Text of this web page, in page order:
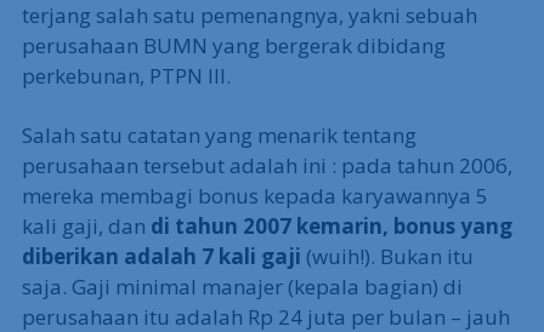
terjang salah satu pemenangnya, yakni sebuah
perusahaan BUMN yang bergerak dibidang
perkebunan, PTPN III.
Salah satu catatan yang menarik tentang
perusahaan tersebut adalah ini : pada tahun 2006,
mereka membagi bonus kepada karyawannya 5
kali gaji, dan di tahun 2007 kemarin, bonus yang
diberikan adalah 7 kali gaji (wuih!). Bukan itu
saja. Gaji minimal manajer (kepala bagian) di
perusahaan itu adalah Rp 24 juta per bulan – jauh